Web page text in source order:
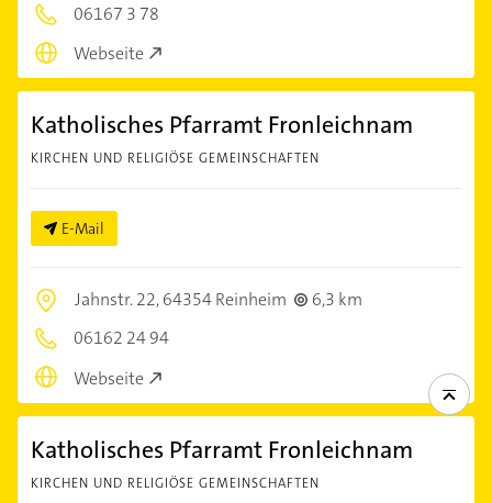
06167 3 78
Webseite
Katholisches Pfarramt Fronleichnam
KIRCHEN UND RELIGIÖSE GEMEINSCHAFTEN
E-Mail
Jahnstr. 22,64354 Reinheim
6,3 km
06162 24 94
Webseite
Katholisches Pfarramt Fronleichnam
KIRCHEN UND RELIGIÖSE GEMEINSCHAFTEN